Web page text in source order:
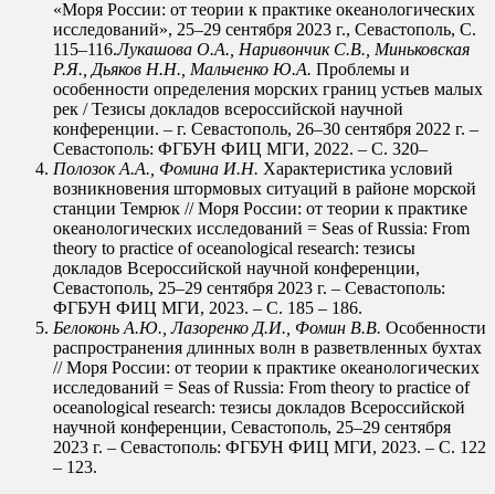
«Моря России: от теории к практике океанологических
исследований», 25–29 сентября 2023 г., Севастополь, С.
115–116.Лукашова О.А., Наривончик С.В., Миньковская
Р.Я., Дьяков Н.Н., Мальченко Ю.А. Проблемы и
особенности определения морских границ устьев малых
рек / Тезисы докладов всероссийской научной
конференции. – г. Севастополь, 26–30 сентября 2022 г. –
Севастополь: ФГБУН ФИЦ МГИ, 2022. – С. 320–
Полозок А.А., Фомина И.Н. Характеристика условий
возникновения штормовых ситуаций в районе морской
станции Темрюк // Моря России: от теории к практике
океанологических исследований = Seas of Russia: From
theory to practice of oceanological research: тезисы
докладов Всероссийской научной конференции,
Севастополь, 25–29 сентября 2023 г. – Севастополь:
ФГБУН ФИЦ МГИ, 2023. – С. 185 – 186.
Белоконь А.Ю., Лазоренко Д.И., Фомин В.В. Особенности
распространения длинных волн в разветвленных бухтах
// Моря России: от теории к практике океанологических
исследований = Seas of Russia: From theory to practice of
oceanological research: тезисы докладов Всероссийской
научной конференции, Севастополь, 25–29 сентября
2023 г. – Севастополь: ФГБУН ФИЦ МГИ, 2023. – С. 122
– 123.